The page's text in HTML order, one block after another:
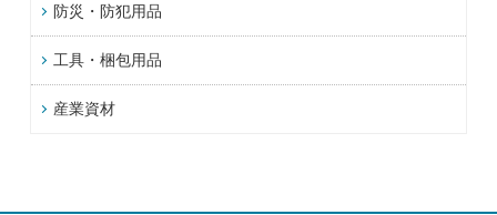
防災・防犯用品
工具・梱包用品
産業資材